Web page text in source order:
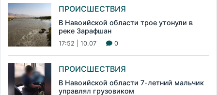
ПРОИСШЕСТВИЯ
В Навоийской области трое утонули в
реке Зарафшан
17:52 | 10.07 0
ПРОИСШЕСТВИЯ
В Навоийской области 7-летний мальчик
управлял грузовиком